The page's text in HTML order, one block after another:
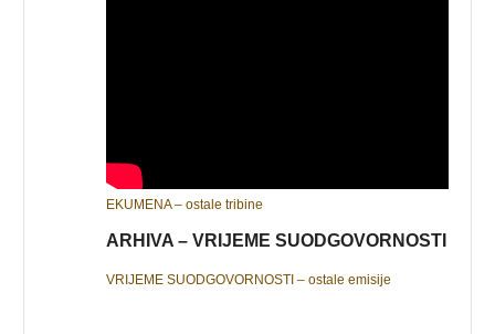
EKUMENA – ostale tribine
ARHIVA – VRIJEME SUODGOVORNOSTI
VRIJEME SUODGOVORNOSTI – ostale emisije